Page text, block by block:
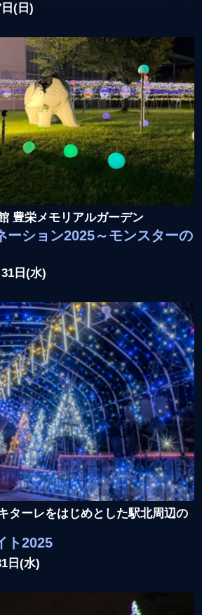
(日)
豊栄メモリアルガーデン
ーション2025～モンスターの
日(水)
ターレをはじめとした駅北周辺の
ト2025
日(水)